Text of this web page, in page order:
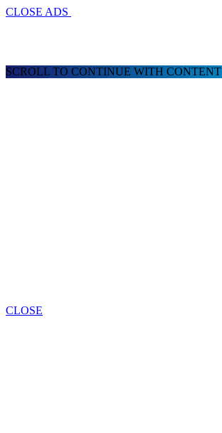
CLOSE ADS
SCROLL TO CONTINUE WITH CONTENT
CLOSE